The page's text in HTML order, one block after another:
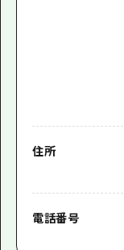
住所
電話番号